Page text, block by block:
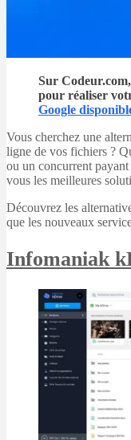
Sur
pour réaliser
Google
Vous cherchez une
ligne de vos fichiers ?
ou un concurrent
vous les meilleures
Découvrez les
que les nouveaux
Infomaniak